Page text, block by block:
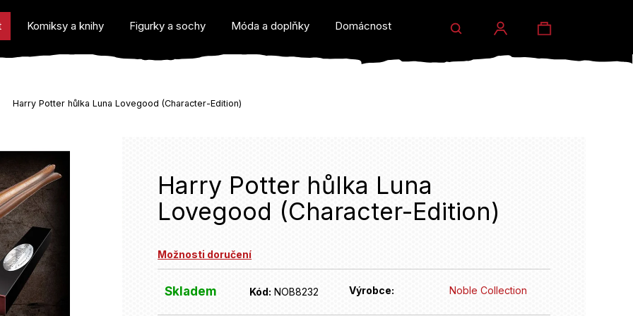
Komiksy a knihy Figurky a sochy Móda a doplňky Domácnost a dárky Prodejny Eventy
Hledat
Přihlášení
Nákupní
Harry Potter hůlka Luna Lovegood (Character-Edition)
Harry Potter hůlka Luna
Lovegood (Character-Edition)
Možnosti doručení
Skladem Kód: NOB8232 Výrobce: Noble Collection
potřebujete najít?
HLEDAT
Doporučujeme